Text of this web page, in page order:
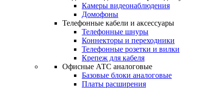
Камеры видеонаблюдения
Домофоны
Телефонные кабели и аксессуары
Телефонные шнуры
Коннекторы и переходники
Телефонные розетки и вилки
Крепеж для кабеля
Офисные АТС аналоговые
Базовые блоки аналоговые
Платы расширения